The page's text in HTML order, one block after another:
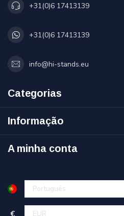
+31(0)6 17413139
+31(0)6 17413139
info@hi-stands.eu
Categorias
Informação
A minha conta